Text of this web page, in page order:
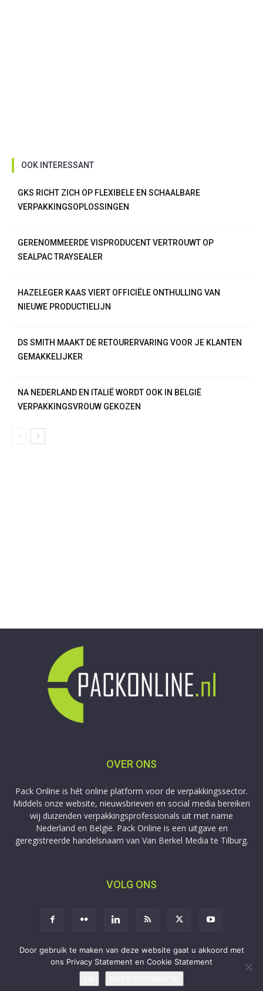
OOK INTERESSANT
GKS RICHT ZICH OP FLEXIBELE EN SCHAALBARE
VERPAKKINGSOPLOSSINGEN
GERENOMMEERDE VISPRODUCENT VERTROUWT OP
SEALPAC TRAYSEALER
HAZELEGER KAAS VIERT OFFICIËLE ONTHULLING VAN
NIEUWE PRODUCTIELIJN
DS SMITH MAAKT DE RETOURERVARING VOOR JE KLANTEN
GEMAKKELIJKER
NA NEDERLAND EN ITALIË WORDT OOK IN BELGIË
VERPAKKINGSVROUW GEKOZEN
OVER ONS
Pack Online is hét online platform voor de verpakkingssector.
Middels onze website, nieuwsbrieven en social media bereiken
wij duizenden verpakkingsprofessionals uit met name
Nederland en België. Pack Online is een uitgave en
geregistreerde handelsnaam van Van Berkel Media te Tilburg.
VOLG ONS
Aanmelden Adverteren Privacy Contact
Copyright © 2009-2026 Van Berkel Media
Door gebruik te maken van deze website gaat u akkoord met
ons Privacy Statement en Cookie Statement